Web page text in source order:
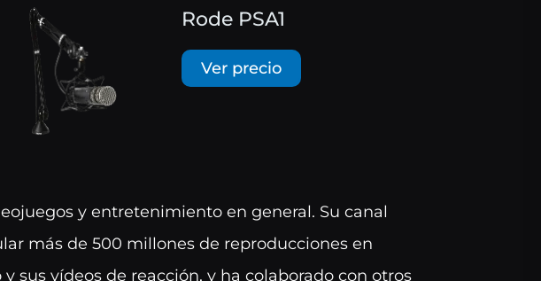
Rode PSA1
Ver precio
y entretenimiento en general. Su canal
más de 500 millones de reproducciones en
sus vídeos de reacción, y ha colaborado con otros